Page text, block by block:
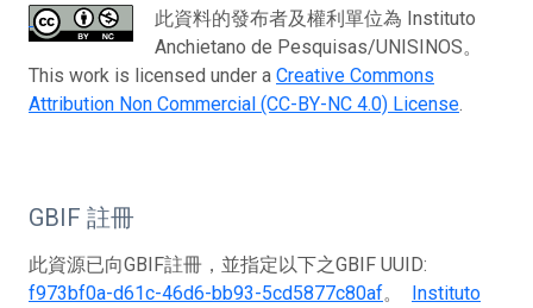
此資料的發布者及權利單位為 Instituto
Anchietano de Pesquisas/UNISINOS。
This work is licensed under a Creative Commons
Attribution Non Commercial (CC-BY-NC 4.0) License.
GBIF 註冊
此資源已向GBIF註冊，並指定以下之GBIF UUID:
f973bf0a-d61c-46d6-bb93-5cd5877c80af。 Instituto